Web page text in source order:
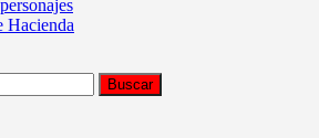
Hacienda